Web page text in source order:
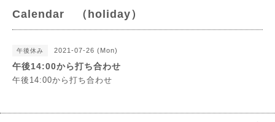
Calendar （holiday）
午後休み 2021-07-26 (Mon)
午後14:00から打ち合わせ
午後14:00から打ち合わせ